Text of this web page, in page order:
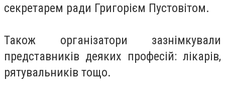
секретарем ради Григорієм Пустовітом.
Також організатори зазнімкували
представників деяких професій: лікарів,
рятувальників тощо.